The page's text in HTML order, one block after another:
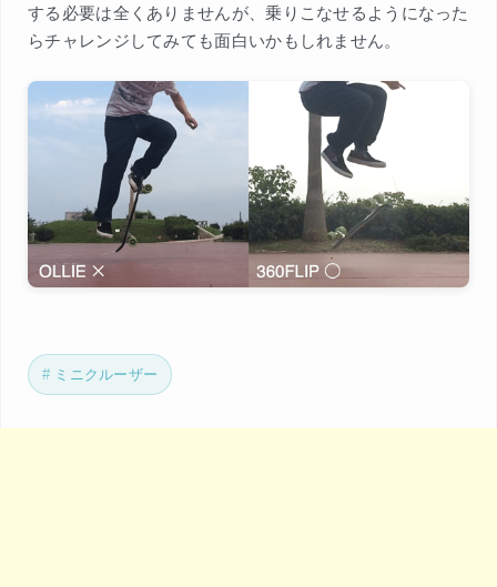
する必要は全くありませんが、乗りこなせるようになった
らチャレンジしてみても面白いかもしれません。
ミニクルーザー